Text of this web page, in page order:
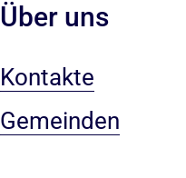
Über uns
Kontakte
Gemeinden